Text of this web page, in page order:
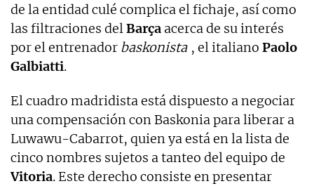
de la entidad culé complica el fichaje, así como
las filtraciones delBarça acerca de su interés
por el entrenador baskonista , el italiano Paolo
Galbiatti.
El cuadro madridista está dispuesto a negociar
una compensación con Baskonia para liberar a
Luwawu-Cabarrot, quien ya está en la lista de
cinco nombres sujetos a tanteo del equipo de
Vitoria. Este derecho consiste en presentar